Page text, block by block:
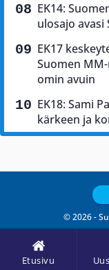
Etusivu
EK14:
ulosajo avasi
EK17
Suomen
omin avuin
EK18: Sami
kärkeen ja
© 2026 -